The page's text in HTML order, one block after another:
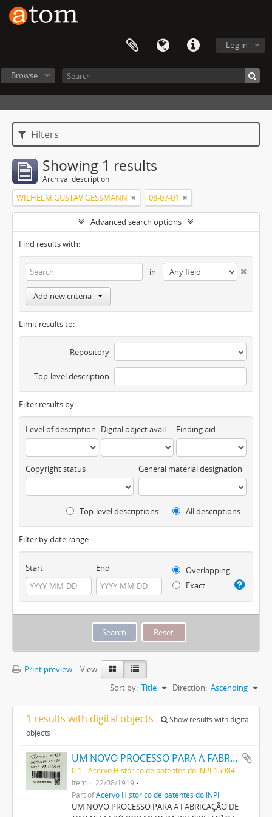
Log in
Browse
Filters
Showing 1 results
Archival description
WILHELM GUSTAV GESSMANN 08-07-01
Advanced search options
Find results with:
in
Add new criteria
Limit results to:
Repository
Top-level description
Filter results by:
Level of description Digital object available Finding aid
Copyright status General material designation
Top-level descriptions All descriptions
Filter by date range:
Start End
Overlapping
Exact
Print preview
View:
Sort by: Title Direction: Ascending
1 results with digital objects
Show results with digital
objects
UM NOVO PROCESSO PARA A FABRICAÇÃO DE TINTAS EM PÓ POR MEIO DA PRECIPITAÇÃO E FIXAÇÃO DE TINTAS ANILINAS SOBRE CORPOS MINERAES
0.1 - Acervo Histórico de patentes do INPI-15984
Item
22/08/1919
Part ofAcervo Histórico de patentes do INPI
UM NOVO PROCESSO PARA A FABRICAÇÃO DE